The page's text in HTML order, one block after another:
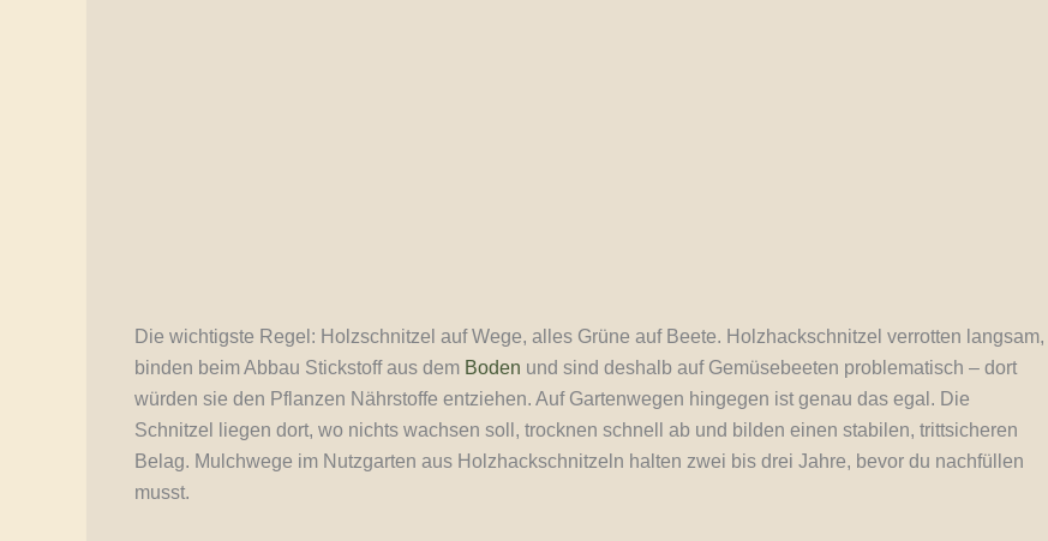
Die wichtigste Regel: Holzschnitzel auf Wege, alles Grüne auf Beete. Holzhackschnitzel verrotten langsam,
binden beim Abbau Stickstoff aus dem Boden und sind deshalb auf Gemüsebeeten problematisch – dort
würden sie den Pflanzen Nährstoffe entziehen. Auf Gartenwegen hingegen ist genau das egal. Die
Schnitzel liegen dort, wo nichts wachsen soll, trocknen schnell ab und bilden einen stabilen, trittsicheren
Belag. Mulchwege im Nutzgarten aus Holzhackschnitzeln halten zwei bis drei Jahre, bevor du nachfüllen
musst.